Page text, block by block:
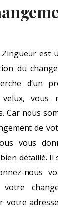
est
du
d’un
vous
Car nous
de
vous
détaillé.
nous
votre
votre